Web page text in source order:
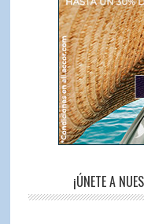
¡ÚNETE A